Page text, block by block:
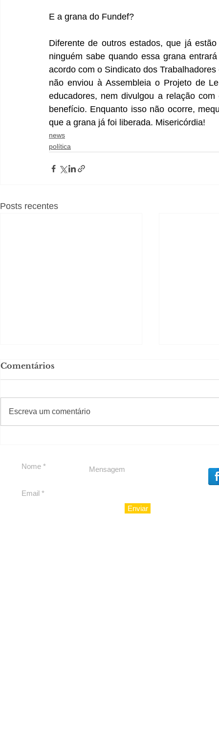
E a grana do Fundef?
Diferente de outros estados, que já
ninguém sabe quando essa grana
acordo com o Sindicato dos
não enviou à Assembleia o Projeto de
educadores, nem divulgou a relação
benefício. Enquanto isso não ocorre,
que a grana já foi liberada. Misericórdia!
news
política
Posts recentes
para São Paulo
Comentários
Escreva um comentário
#Sugestões
Enviar